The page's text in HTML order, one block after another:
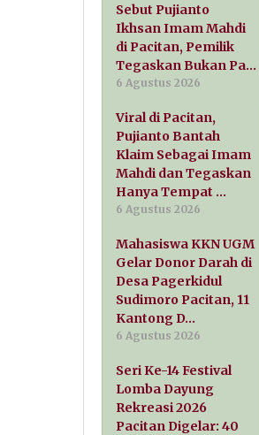
Sebut Pujianto
Ikhsan Imam Mahdi
di Pacitan, Pemilik
Tegaskan Bukan Pa…
6 Agustus 2026
Viral di Pacitan,
Pujianto Bantah
Klaim Sebagai Imam
Mahdi dan Tegaskan
Hanya Tempat …
6 Agustus 2026
Mahasiswa KKN UGM
Gelar Donor Darah di
Desa Pagerkidul
Sudimoro Pacitan, 11
Kantong D…
6 Agustus 2026
Seri Ke-14 Festival
Lomba Dayung
Rekreasi 2026
Pacitan Digelar: 40